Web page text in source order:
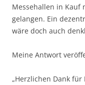
Messehallen in Kauf
gelangen. Ein
wäre doch auch
Meine Antwort
„Herzlichen Dank